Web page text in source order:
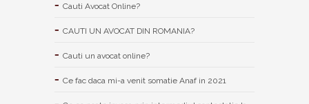
Cauti Avocat Online?
CAUTI UN AVOCAT DIN ROMANIA?
Cauti un avocat online?
Ce fac daca mi-a venit somatie Anaf in 2021